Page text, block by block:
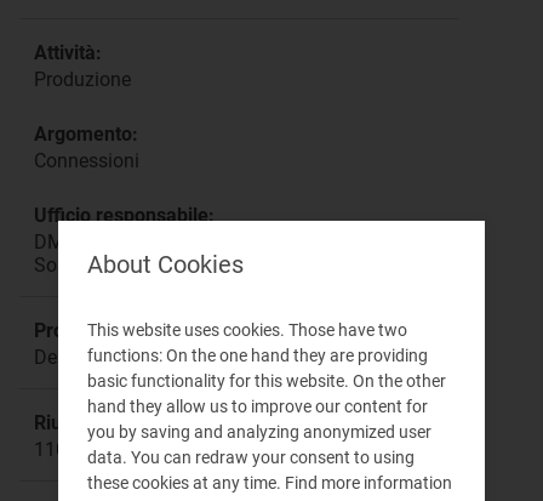
Attività:
Produzione
Argomento:
Connessioni
Ufficio responsabile:
DMEA Direzione Mercati Energia all'Ingrosso e
Sostenibilità Ambientale
Procedimento:
Deliberazione 67/2017/R/eel
Riunione:
1103
About Cookies
This website uses cookies. Those have two
functions: On the one hand they are providing
basic functionality for this website. On the other
hand they allow us to improve our content for
you by saving and analyzing anonymized user
data. You can redraw your consent to using
these cookies at any time. Find more information